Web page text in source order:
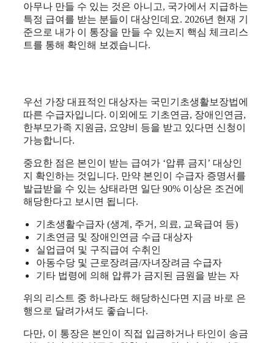
아무나 만들 수 있는 것은 아니고, 국가에서 지급하는
특정 급여를 받는 분들이 대상인데요. 2026년 현재 기
준으로 내가 이 통장을 만들 수 있는지 핵심 체크리스
트를 통해 확인해 보겠습니다.
우선 가장 대표적인 대상자는 국민기초생활보장법에
따른 수급자입니다. 이외에도 기초연금, 장애인연금,
한부모가족 지원금, 요양비 등을 받고 있다면 신청이
가능합니다.
중요한 점은 본인이 받는 급여가 ‘압류 금지’ 대상인
지 확인하는 것입니다. 만약 본인이 수급자 증명서를
발급받을 수 있는 상태라면 일단 90% 이상은 조건에
해당한다고 보시면 됩니다.
기초생활수급자 (생계, 주거, 의료, 교육급여 등)
기초연금 및 장애인연금 수급 대상자
실업급여 및 구직급여 수취인
아동수당 및 근로장려금/자녀장려금 수급자
기타 법령에 의해 압류가 금지된 금원을 받는 자
위의 리스트 중 하나라도 해당하신다면 지금 바로 은
행으로 달려가셔도 좋습니다.
다만, 이 통장은 본인이 직접 입금하거나 타인이 송금